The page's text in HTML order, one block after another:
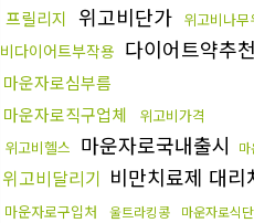
프릴리지 위고비단가 위고비나무
비다이어트부작용 다이어트약추천
마운자로심부름
마운자로직구업체
위고비가격
위고비헬스 마운자로국내출시
위고비달리기 비만치료제 대리
마운자로구입처 울트라킹콩 마운자로식단